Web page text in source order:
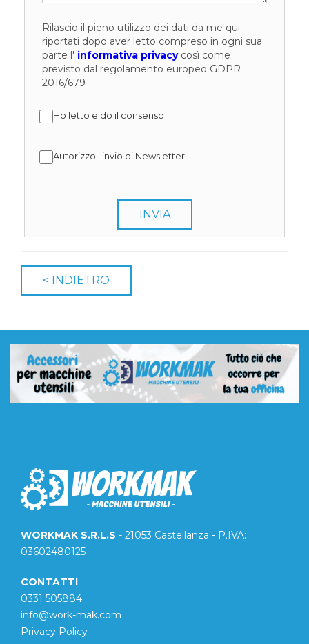
Rilascio il pieno utilizzo dei dati da me qui
riportati dopo aver letto compreso in ogni sua
parte l' informativa privacycosì come
previsto dal regolamento europeo GDPR
2016/679
Ho letto e do il consenso
Autorizzo l'invio di Newsletter
INVIA
WORKMAK S.R.L.S - 21053 Castellanza - P.IVA:
03602480125
CONTATTI
0331 505884
info@work-mak.com
Privacy Policy